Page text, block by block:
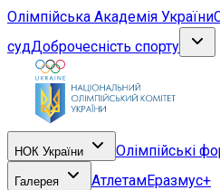
Олімпійська Академія України
судДоброчесність спорту
НОК України Олімпійські
Галерея АтлетамЕразмус+